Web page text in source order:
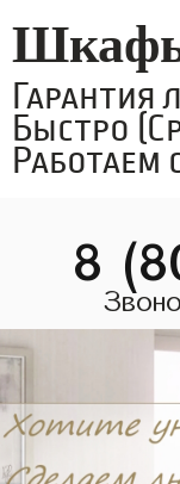
Гарантия
Быстро
Работаем
8